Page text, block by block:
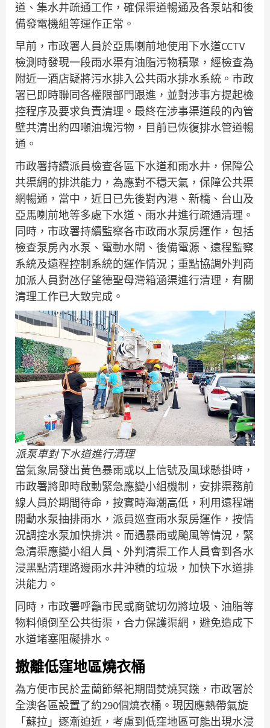
道、集水井疏通工作，確保渠道暢通及各泵站和後
備發電機組等運作正常。
早前，市政署人員於亞馬喇前地使用下水道CCTV
檢測時發現一段雨水渠有油脂污物積聚，經檢查為
附近一酒店疑將污水排入公共雨水排水系統。市政
署已即時聯同各權限部門跟進，並對涉事方提起檢
控程序及要求負責清理。最終在涉事渠道段的內管
壁共清出約四噸油塊污物，目前已恢復排水管道暢
通。
市政署持續派員檢查各區下水道和雨水井，保障公
共渠網的排洪能力，為應對不穩天氣，保障公共渠
網暢通，當中，近日已先後對內港、新橋、台山及
亞馬喇前地等多處下水道、雨水井進行疏通清理。
同時，市政署持續監察各市政雨水泵房運作，包括
檢查泵房內水泵、電動水閘、後備電源、遠程監察
系統及遠程控制系統的運作情況；重點協調外判商
加派人員對氹仔望德聖母灣箱涵渠進行清理，有關
清理工作已大致完成。
派泵車對下水道進行清理
當氣象局發出黃色暴雨或以上信號及風球懸掛時，
市政署將即時啟動緊急應變小組機制，安排渠務前
線人員於期間待命，按實時海潮高低，利用遠程端
開動水泵抽排雨水，派員巡查雨水泵房運作，按情
況調控水泵加快排洪。而遇暴雨或颱風等情況，緊
急清渠應變小組人員、外判清渠工作人員會到各水
浸黑點清理路邊雨水井沖積的垃圾，加快下水道排
洪能力。
同時，市政署呼籲市民或商號切勿將垃圾、油脂等
物料傾倒至公共街渠，合力保護渠網，避免造成下
水道堵塞阻礙排水。
撤離低窪地區燒衣桶
為方便市民於盂蘭節祭祀期間焚燒冥鏹，市政署於
全澳各區設置了約290個燒衣桶。現因應熱帶氣旋
「蘇拉」逐漸迫近，考慮到低窪地區可能出現水浸